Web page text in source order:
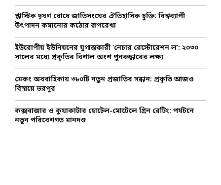
প্লাস্টিক দূষণ রোধে জাতিসংঘের ঐতিহাসিক চুক্তি: বিশ্বব্যাপী
উৎপাদন কমানোর কঠোর রূপরেখা
ইউরোপীয় ইউনিয়নের যুগান্তকারী ‘নেচার রেস্টোরেশন ল’: ২০৩০
সালের মধ্যে প্রকৃতির বিশাল অংশ পুনরুদ্ধারের লক্ষ্য
মেকং অববাহিকায় ৩৮০টি নতুন প্রজাতির সন্ধান: প্রকৃতি আজও
বিস্ময়ে ভরপুর
কক্সবাজার ও কুয়াকাটার হোটেল-মোটেলে গ্রিন রেটিং: পর্যটনে
নতুন পরিবেশগত মানদণ্ড